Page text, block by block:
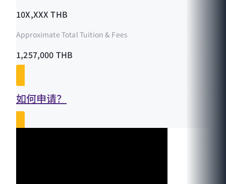
10X,XXX THB
Approximate Total Tuition & Fees
1,257,000 THB
如何申请？